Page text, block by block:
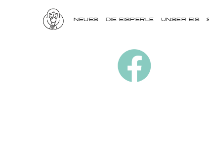
NEUES DIE EISPERLE UNSER EIS